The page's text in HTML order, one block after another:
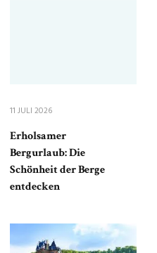
11 JULI 2026
Erholsamer
Bergurlaub: Die
Schönheit der Berge
entdecken